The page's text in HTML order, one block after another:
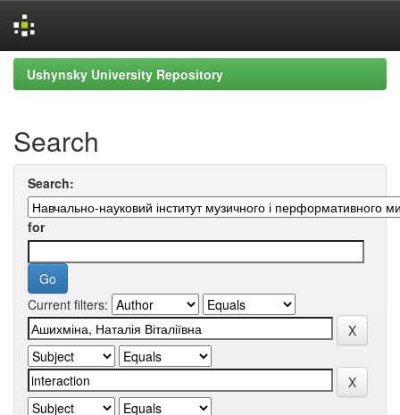
Skip
navigation
Ushynsky University Repository
Search
Search:
for
Current filters: